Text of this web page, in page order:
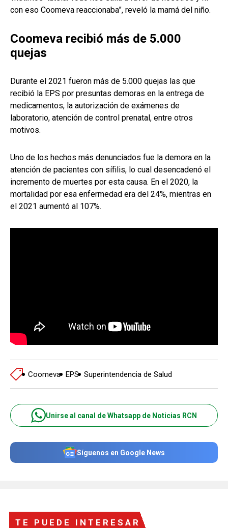
con eso Coomeva reaccionaba”, reveló la mamá del niño.
Coomeva recibió más de 5.000
quejas
Durante el 2021 fueron más de 5.000 quejas las que
recibió la EPS por presuntas demoras en la entrega de
medicamentos, la autorización de exámenes de
laboratorio, atención de control prenatal, entre otros
motivos.
Uno de los hechos más denunciados fue la demora en la
atención de pacientes con sífilis, lo cual desencadenó el
incremento de muertes por esta causa. En el 2020, la
mortalidad por esa enfermedad era del 24%, mientras en
el 2021 aumentó al 107%.
Coomeva EPS Superintendencia de Salud
Unirse al canal de Whatsapp de Noticias RCN
Síguenos en Google News
TE PUEDE INTERESAR